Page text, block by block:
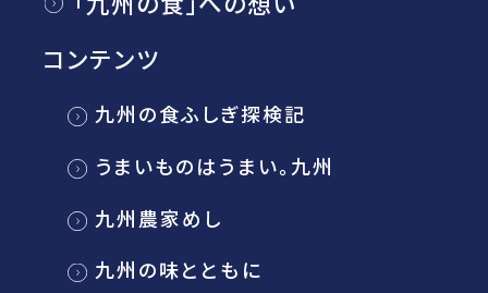
コンテンツ
九州の食ふしぎ探検記
うまいものはうまい。九州
九州農家めし
九州の味とともに